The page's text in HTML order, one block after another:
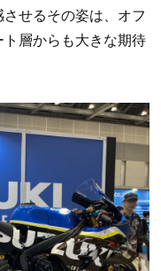
せるその姿は、オフ
層からも大きな期待